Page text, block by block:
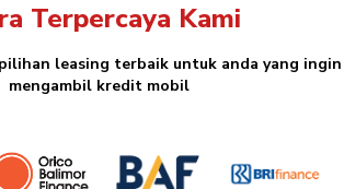
Terpercaya Kami
leasing terbaik untuk anda yang ingin
mengambil kredit mobil